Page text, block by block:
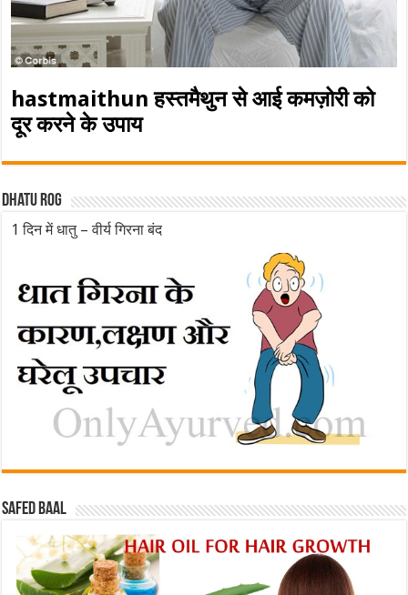
hastmaithun हस्तमैथुन से आई कमज़ोरी को
दूर करने के उपाय
Dhatu rog
1 दिन में धातु – वीर्य गिरना बंद
Safed baal